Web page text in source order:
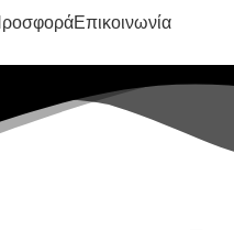
Επικοινωνία